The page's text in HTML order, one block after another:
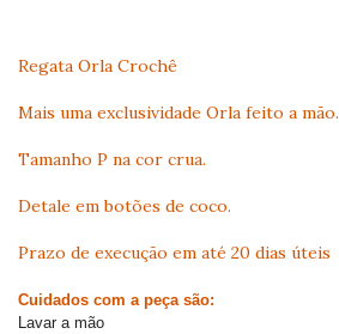
Regata Orla Crochê
Mais uma exclusividade Orla feito a mão.
Tamanho P na cor crua.
Detale em botões de coco.
Prazo de execução em até 20 dias úteis
Cuidados com a peça são:
Lavar a mão